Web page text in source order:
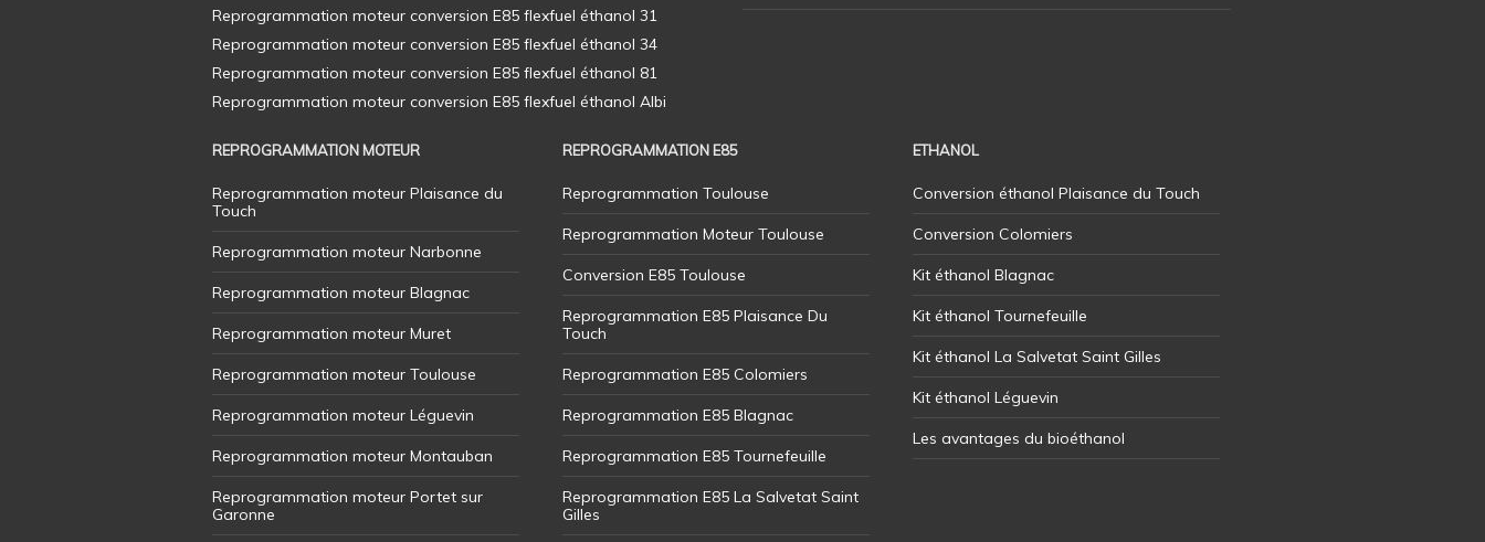
REPROGRAMMATION MOTEUR
Reprogrammation moteur Plaisance du
Touch
Reprogrammation moteur Narbonne
Reprogrammation moteur Blagnac
Reprogrammation moteur Muret
Reprogrammation moteur Toulouse
Reprogrammation moteur Léguevin
Reprogrammation moteur Montauban
Reprogrammation moteur Portet sur
Garonne
REPROGRAMMATION E85
Reprogrammation Toulouse
Reprogrammation Moteur Toulouse
Conversion E85 Toulouse
Reprogrammation E85 Plaisance Du
Touch
Reprogrammation E85 Colomiers
Reprogrammation E85 Blagnac
Reprogrammation E85 Tournefeuille
Reprogrammation E85 La Salvetat Saint
Gilles
ETHANOL
Conversion éthanol Plaisance du Touch
Conversion Colomiers
Kit éthanol Blagnac
Kit éthanol Tournefeuille
Kit éthanol La Salvetat Saint Gilles
Kit éthanol Léguevin
Les avantages du bioéthanol
Reprogrammation moteur conversion E85 flexfuel éthanol 31
Reprogrammation moteur conversion E85 flexfuel éthanol 34
Reprogrammation moteur conversion E85 flexfuel éthanol 81
Reprogrammation moteur conversion E85 flexfuel éthanol Albi